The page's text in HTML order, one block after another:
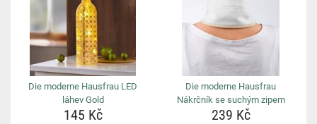
Die moderne Hausfrau LED
láhev Gold
145 Kč
Die moderne Hausfrau
Nákrčník se suchým zipem
239 Kč